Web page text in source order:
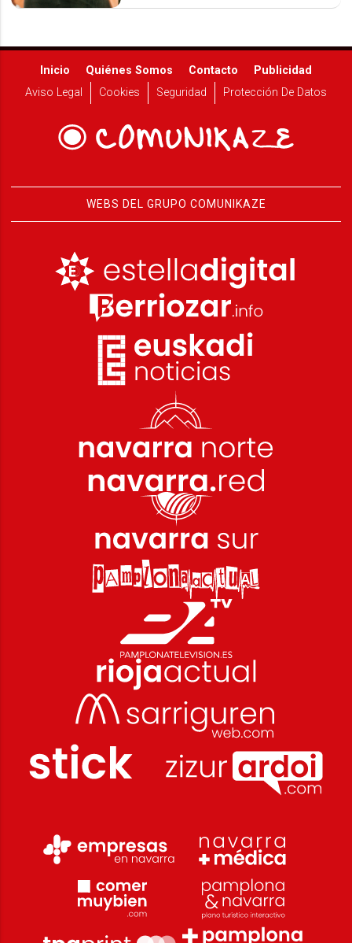
Inicio Quiénes Somos Contacto
Publicidad
Aviso Legal
Cookies Seguridad Protección De Datos
WEBS DEL GRUPO COMUNIKAZE